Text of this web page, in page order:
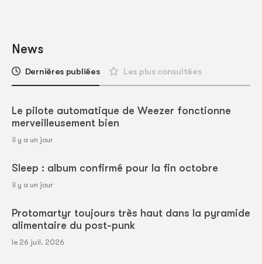
News
Dernières publiées Les plus consultées
Le pilote automatique de Weezer fonctionne
merveilleusement bien
il y a un jour
Sleep : album confirmé pour la fin octobre
il y a un jour
Protomartyr toujours très haut dans la pyramide
alimentaire du post-punk
le 26 juil. 2026